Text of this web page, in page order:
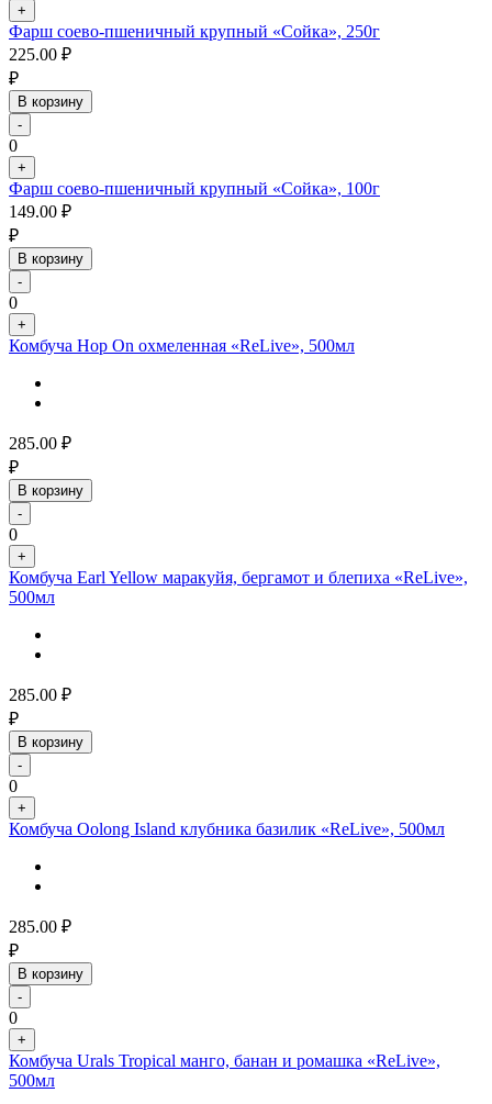
+
Фарш соево-пшеничный крупный «Сойка», 250г
225.00 ₽
₽
В корзину
-
0
+
Фарш соево-пшеничный крупный «Сойка», 100г
149.00 ₽
₽
В корзину
-
0
+
Комбуча Hop On охмеленная «ReLive», 500мл
285.00 ₽
₽
В корзину
-
0
+
Комбуча Earl Yellow маракуйя, бергамот и блепиха «ReLive»,
500мл
285.00 ₽
₽
В корзину
-
0
+
Комбуча Oolong Island клубника базилик «ReLive», 500мл
285.00 ₽
₽
В корзину
-
0
+
Комбуча Urals Tropical манго, банан и ромашка «ReLive»,
500мл